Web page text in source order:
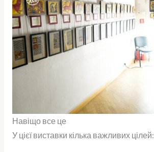
Навіщо все це
У цієї виставки кілька важливих цілей: